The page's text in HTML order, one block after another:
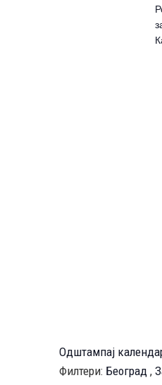
Одштампај
Филтери: Београд ,